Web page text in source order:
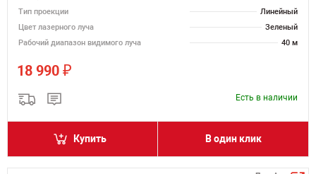
Тип проекции
Линейный
Цвет лазерного луча
Зеленый
Рабочий диапазон видимого луча
40 м
18 990 ₽
Есть в наличии
Купить В один клик